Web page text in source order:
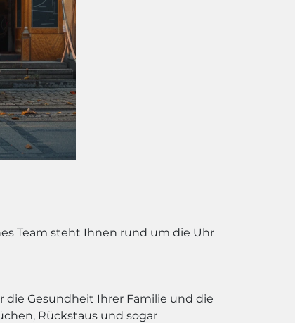
Team steht Ihnen rund um die Uhr
Gesundheit Ihrer Familie und die
Rückstaus und sogar